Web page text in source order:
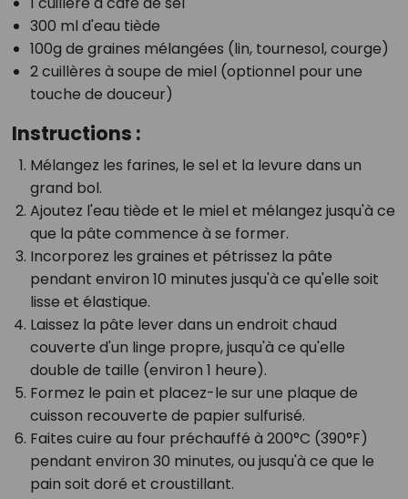
300 ml d'eau tiède
100g de graines mélangées (lin, tournesol, courge)
2 cuillères à soupe de miel (optionnel pour une
touche de douceur)
Instructions :
Mélangez les farines, le sel et la levure dans un
grand bol.
Ajoutez l'eau tiède et le miel et mélangez jusqu'à ce
que la pâte commence à se former.
Incorporez les graines et pétrissez la pâte
pendant environ 10 minutes jusqu'à ce qu'elle soit
lisse et élastique.
Laissez la pâte lever dans un endroit chaud
couverte d'un linge propre, jusqu'à ce qu'elle
double de taille (environ 1 heure).
Formez le pain et placez-le sur une plaque de
cuisson recouverte de papier sulfurisé.
Faites cuire au four préchauffé à 200°C (390°F)
pendant environ 30 minutes, ou jusqu'à ce que le
pain soit doré et croustillant.